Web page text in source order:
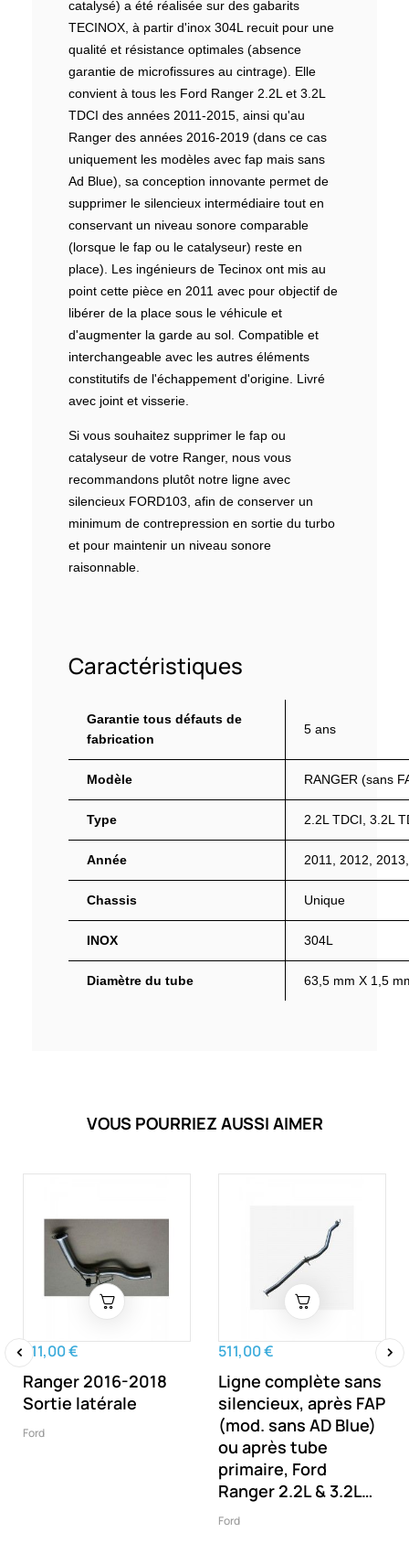
catalysé) a été réalisée sur des gabarits
TECINOX, à partir d'inox 304L recuit pour une
qualité et résistance optimales (absence
garantie de microfissures au cintrage). Elle
convient à tous les Ford Ranger 2.2L et 3.2L
TDCI des années 2011-2015, ainsi qu'au
Ranger des années 2016-2019 (dans ce cas
uniquement les modèles avec fap mais sans
Ad Blue), sa conception innovante permet de
supprimer le silencieux intermédiaire tout en
conservant un niveau sonore comparable
(lorsque le fap ou le catalyseur) reste en
place). Les ingénieurs de Tecinox ont mis au
point cette pièce en 2011 avec pour objectif de
libérer de la place sous le véhicule et
d'augmenter la garde au sol. Compatible et
interchangeable avec les autres éléments
constitutifs de l'échappement d'origine. Livré
avec joint et visserie.
Si vous souhaitez supprimer le fap ou
catalyseur de votre Ranger, nous vous
recommandons plutôt notre ligne avec
silencieux FORD103, afin de conserver un
minimum de contrepression en sortie du turbo
et pour maintenir un niveau sonore
raisonnable.
Caractéristiques
Garantie tous défauts de
fabrication
5 ans
Modèle RANGER (sans
Type 2.2L TDCI, 3.2L
Année 2011, 2012,
Chassis Unique
INOX 304L
Diamètre du tube 63,5 mm X 1,5
VOUS POURRIEZ AUSSI AIMER
511,00 €
Ranger 2016-2018
Sortie latérale
Ford
511,00 €
Ligne complète sans
silencieux, après FAP
(mod. sans AD Blue)
ou après tube
primaire, Ford
Ranger 2.2L & 3.2L
TDCI, 2011-2019
Ford